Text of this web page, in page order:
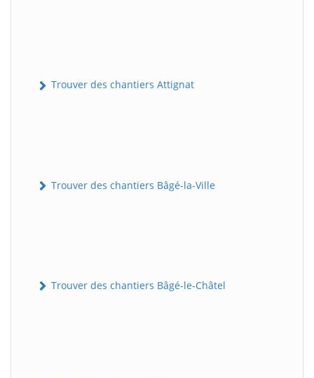
Trouver des chantiers Attignat
Trouver des chantiers Bâgé-la-Ville
Trouver des chantiers Bâgé-le-Châtel